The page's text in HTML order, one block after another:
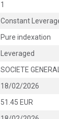
1
Constant
Pure indexation
Leveraged
SOCIETE
18/02/2026
51.45 EUR